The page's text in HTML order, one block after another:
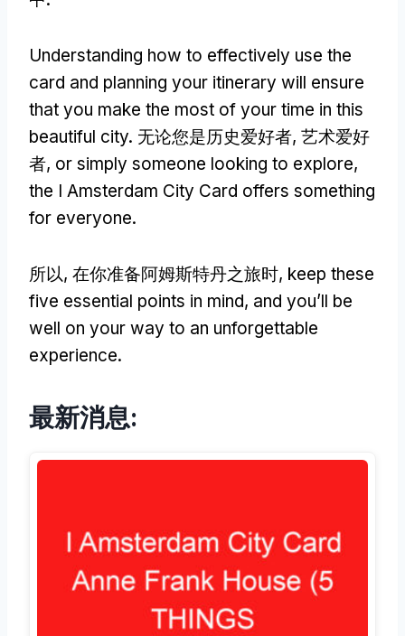
Understanding how to effectively use the
card and planning your itinerary will ensure
that you make the most of your time in this
beautiful city. 无论您是历史爱好者, 艺术爱好
者, or simply someone looking to explore,
the I Amsterdam City Card offers something
for everyone.
所以, 在你准备阿姆斯特丹之旅时, keep these
five essential points in mind, and you’ll be
well on your way to an unforgettable
experience.
最新消息: